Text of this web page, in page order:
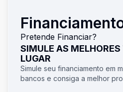
Pretende Financiar?
SIMULE AS
LUGAR
Simule seu financiamento em
bancos e consiga a melhor